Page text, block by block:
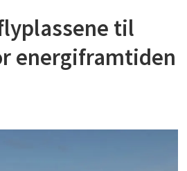
til
energiframtiden